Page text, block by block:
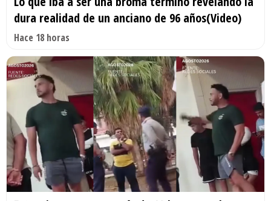
dura realidad de un anciano de 96 años(Video)
Hace 18 horas